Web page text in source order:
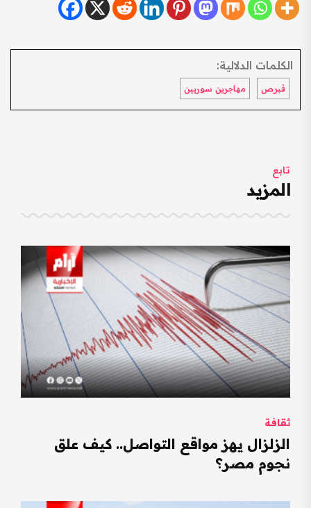
الكلمات الدلالية:
قبرص مهاجرين سوريين
تابع
المزيد
ثقافة
الزلزال يهز مواقع التواصل.. كيف علق
نجوم مصر؟